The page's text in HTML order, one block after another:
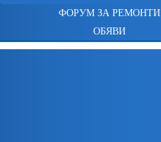
ФОРУМ ЗА РЕМОНТИ
ОБЯВИ